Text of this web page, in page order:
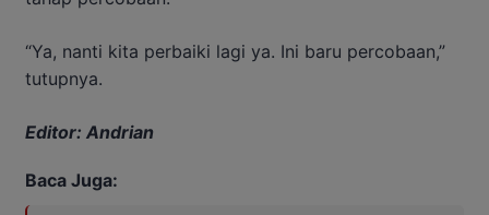
“Ya, nanti kita perbaiki lagi ya. Ini baru percobaan,”
tutupnya.
Editor: Andrian
Baca Juga: